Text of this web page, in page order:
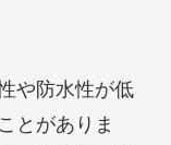
や防水性が低
とがありま